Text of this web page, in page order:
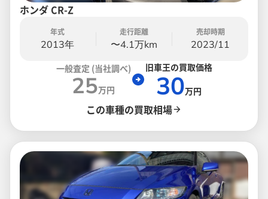
ホンダ CR-Z
年式
2013年
走行距離
〜4.1万km
売却時期
2023/11
一般査定 (当社調べ)
25万円
旧車王の買取価格
30万円
この車種の買取相場